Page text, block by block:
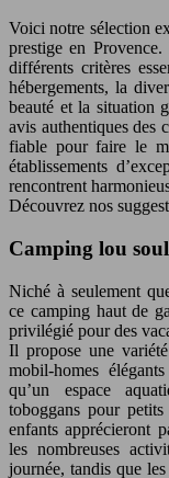
Voici notre sélection
prestige en
différents critères
hébergements, la
beauté et la situation
avis authentiques des
fiable pour faire le
établissements
rencontrent
Découvrez nos
Camping lou
Niché à seulement
ce camping haut de
privilégié pour des
Il propose une
mobil-homes
qu’un espace
toboggans pour
enfants apprécieront
les nombreuses
journée, tandis que